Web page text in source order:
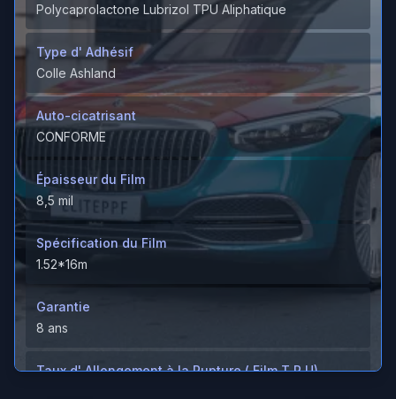
Polycaprolactone Lubrizol TPU Aliphatique
Type d' Adhésif
Colle Ashland
Auto-cicatrisant
CONFORME
Épaisseur du Film
8,5 mil
Spécification du Film
1.52*16m
Garantie
8 ans
Taux d' Allongement à la Rupture ( Film T P U)